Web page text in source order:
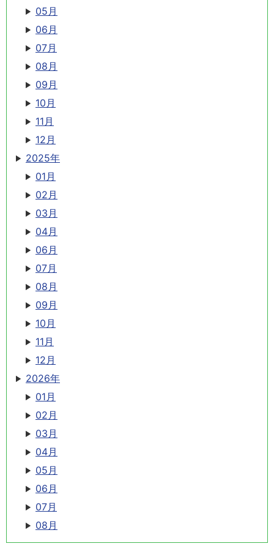
05月
06月
07月
08月
09月
10月
11月
12月
2025年
01月
02月
03月
04月
06月
07月
08月
09月
10月
11月
12月
2026年
01月
02月
03月
04月
05月
06月
07月
08月